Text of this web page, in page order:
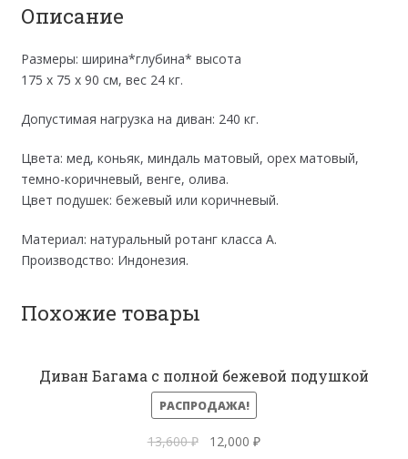
Описание
Размеры: ширина*глубина* высота
175 x 75 x 90 см, вес 24 кг.
Допустимая нагрузка на диван: 240 кг.
Цвета: мед, коньяк, миндаль матовый, орех матовый,
темно-коричневый, венге, олива.
Цвет подушек: бежевый или коричневый.
Материал: натуральный ротанг класса А.
Производство: Индонезия.
Похожие товары
Диван Багама с полной бежевой подушкой
РАСПРОДАЖА!
13,600₽
Первоначальная
12,000₽Текущая